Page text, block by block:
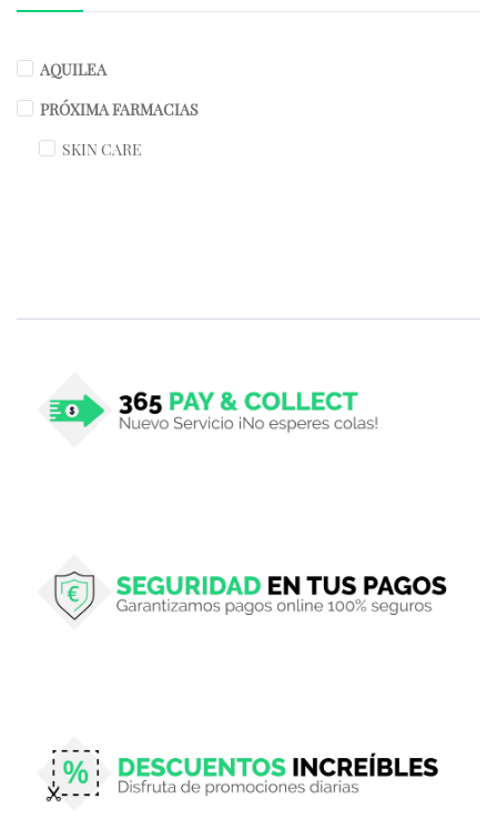
AQUILEA
PRÓXIMA FARMACIAS
SKIN CARE